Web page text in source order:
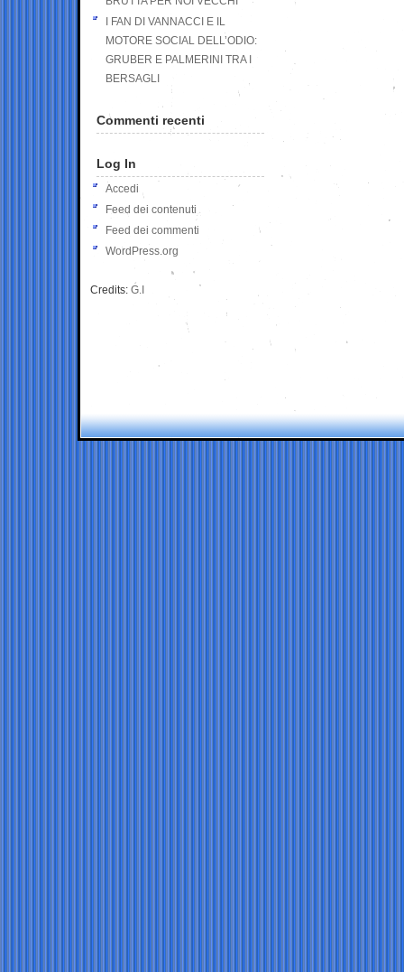
I FAN DI VANNACCI E IL
MOTORE SOCIAL DELL’ODIO:
GRUBER E PALMERINI TRA I
BERSAGLI
Commenti recenti
Log In
Accedi
Feed dei contenuti
Feed dei commenti
WordPress.org
Credits: G.I